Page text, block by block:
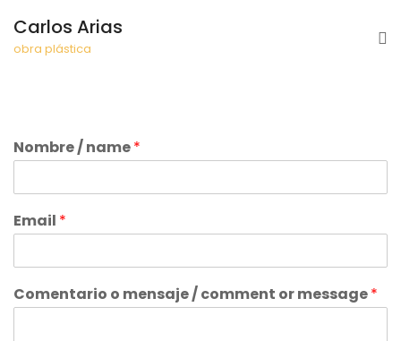
Carlos Arias
obra plástica
Nombre / name*
Email *
Comentario o mensaje / comment or message*